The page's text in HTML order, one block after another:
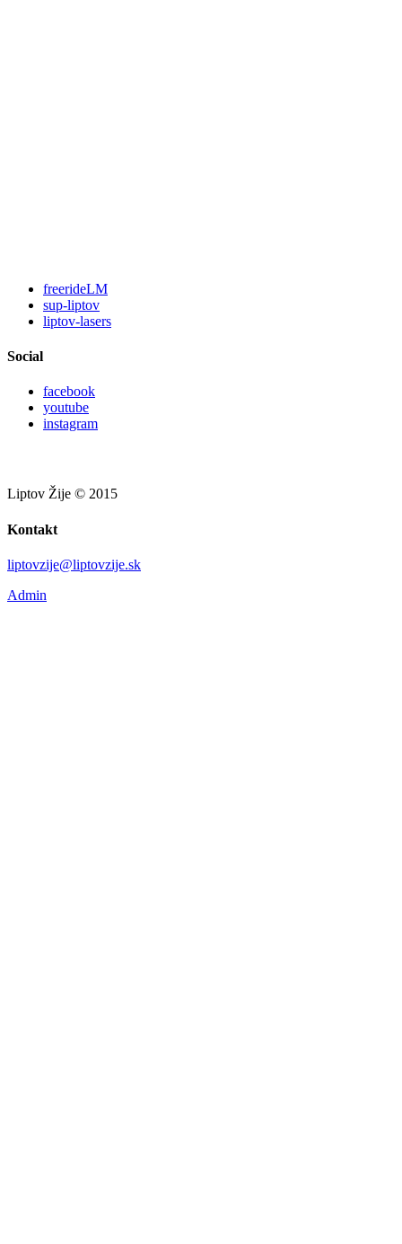
freerideLM
sup-liptov
liptov-lasers
Social
facebook
youtube
instagram
Liptov Žije © 2015
Kontakt
liptovzije@liptovzije.sk
Admin